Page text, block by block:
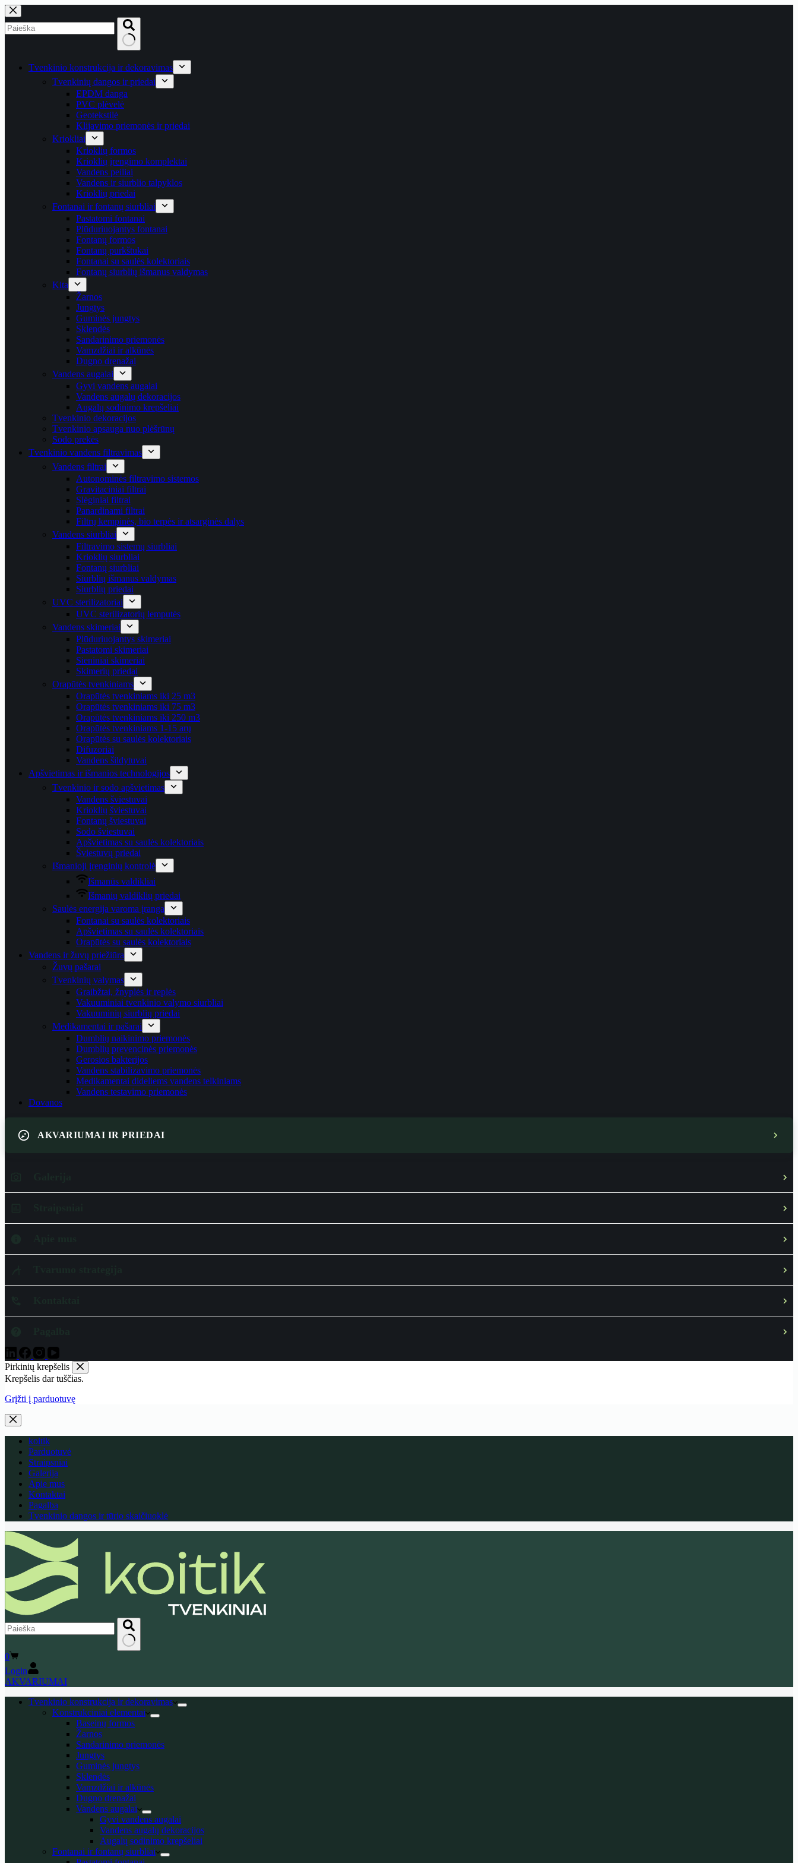
Skip
to
content
results Tvenkinio konstrukcija ir dekoravimas
Tvenkinių dangos ir priedai
EPDM danga
PVC plėvelė
Geotekstilė
Klijavimo priemonės ir priedai
Kriokliai
Krioklių formos
Krioklių įrengimo komplektai
Vandens peiliai
Vandens ir siurblio talpyklos
Krioklių priedai
Fontanai ir fontanų siurbliai
Pastatomi fontanai
Plūduriuojantys fontanai
Fontanų formos
Fontanų purkštukai
Fontanai su saulės kolektoriais
Fontanų siurblių išmanus valdymas
Kita
Žarnos
Jungtys
Guminės jungtys
Sklendės
Sandarinimo priemonės
Vamzdžiai ir alkūnės
Dugno drenažai
Vandens augalai
Gyvi vandens augalai
Vandens augalų dekoracijos
Augalų sodinimo krepšeliai
Tvenkinio dekoracijos
Tvenkinio apsauga nuo plėšrūnų
Sodo prekės
Tvenkinio vandens filtravimas
Vandens filtrai
Autonominės filtravimo sistemos
Gravitaciniai filtrai
Slėginiai filtrai
Panardinami filtrai
Filtrų kempinės, bio terpės ir atsarginės dalys
Vandens siurbliai
Filtravimo sistemų siurbliai
Krioklių siurbliai
Fontanų siurbliai
Siurblių išmanus valdymas
Siurblių priedai
UVC sterilizatoriai
UVC sterilizatorių lemputės
Vandens skimeriai
Plūduriuojantys skimeriai
Pastatomi skimeriai
Sieniniai skimeriai
Skimerių priedai
Orapūtės tvenkiniams
Orapūtės tvenkiniams iki 25 m3
Orapūtės tvenkiniams iki 75 m3
Orapūtės tvenkiniams iki 250 m3
Orapūtės tvenkiniams 1-15 arų
Orapūtės su saulės kolektoriais
Difuzoriai
Vandens šildytuvai
Apšvietimas ir išmanios technologijos
Tvenkinio ir sodo apšvietimas
Vandens šviestuvai
Krioklių šviestuvai
Fontanų šviestuvai
Sodo šviestuvai
Apšvietimas su saulės kolektoriais
Šviestuvų priedai
Išmanioji įrenginių kontrolė
Išmanūs valdikliai
Išmanių valdiklių priedai
Saulės energija varoma įranga
Fontanai su saulės kolektoriais
Apšvietimas su saulės kolektoriais
Orapūtės su saulės kolektoriais
Vandens ir žuvų priežiūra
Žuvų pašarai
Tvenkinių valymas
Graibžtai, žnyplės ir replės
Vakuuminiai tvenkinio valymo siurbliai
Vakuuminių siurblių priedai
Medikamentai ir pašarai
Dumblių naikinimo priemonės
Dumblių prevencinės priemonės
Gerosios bakterijos
Vandens stabilizavimo priemonės
Medikamentai dideliems vandens telkiniams
Vandens testavimo priemonės
Dovanos
AKVARIUMAI IR PRIEDAI
Pirkinių krepšelis
Krepšelis dar tuščias.
Grįžti į parduotuvę
koitik
Parduotuvė
Straipsniai
Galerija
Apie mus
Kontaktai
Pagalba
Tvenkinio dangos ir tūrio skaičiuoklė
No
results
Shopping
cart
0
Login
AKVARIUMAI
Tvenkinio konstrukcija ir dekoravimas
Konstrukciniai elementai
Baseinų formos
Žarnos
Sandarinimo priemonės
Jungtys
Guminės jungtys
Sklendės
Vamzdžiai ir alkūnės
Dugno drenažai
Vandens augalai
Gyvi vandens augalai
Vandens augalų dekoracijos
Augalų sodinimo krepšeliai
Fontanai ir fontanų siurbliai